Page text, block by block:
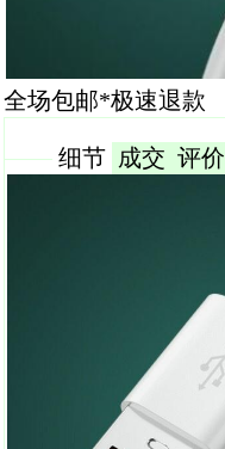
全场包邮*极速退款
细节 成交 评价